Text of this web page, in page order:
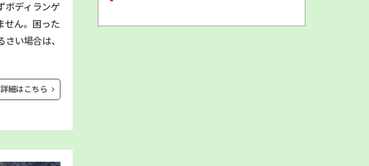
ボディランゲ
せん。困った
い場合は、
詳細はこちら